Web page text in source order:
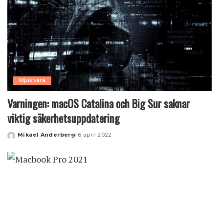
Mjukvara
Varningen: macOS Catalina och Big Sur saknar
viktig säkerhetsuppdatering
Posted
Mikael Anderberg 6 april 2022